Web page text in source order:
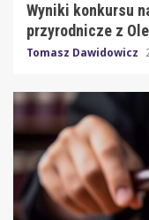
Wyniki konkursu
przyrodnicze z
Tomasz Dawidowicz